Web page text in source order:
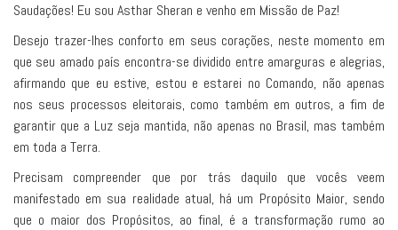
Saudações! Eu sou Asthar Sheran e venho em Missão de Paz!
Desejo trazer-lhes conforto em seus corações, neste momento em
que seu amado país encontra-se dividido entre amarguras e alegrias,
afirmando que eu estive, estou e estarei no Comando, não apenas
nos seus processos eleitorais, como também em outros, a fim de
garantir que a Luz seja mantida, não apenas no Brasil, mas também
em toda a Terra.
Precisam compreender que por trás daquilo que vocês veem
manifestado em sua realidade atual, há um Propósito Maior, sendo
que o maior dos Propósitos, ao final, é a transformação rumo ao